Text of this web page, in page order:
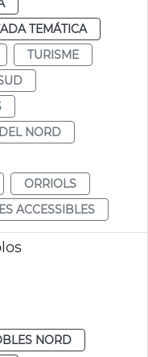
TEMÁTICA
TURISME
NORD
ORRIOLS
ACCESSIBLES
NORD